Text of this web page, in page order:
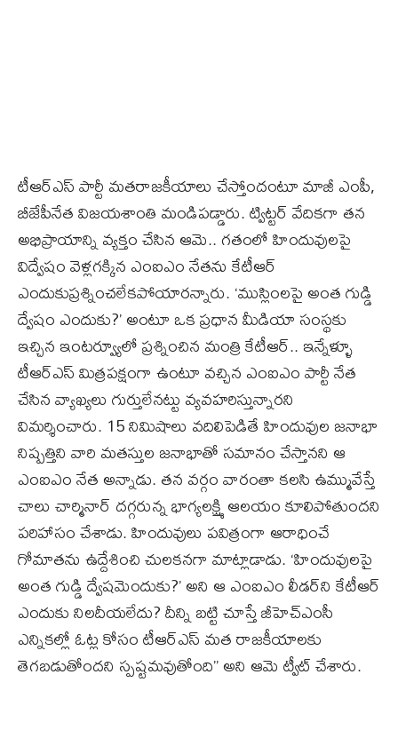
టీఆర్ఎస్‌ పార్టీ మతరాజకీయాలు చేస్తోందంటూ మాజీ ఎంపీ,
బీజేపీనేత విజయశాంతి మండిపడ్డారు. ట్విట్టర్ వేదికగా తన
అభిప్రాయాన్ని వ్యక్తం చేసిన ఆమె.. గతంలో హిందువులపై
విద్వేషం వెళ్లగక్కిన ఎంఐఎం నేతను కేటీఆర్
ఎందుకుప్రశ్నించలేకపోయారన్నారు. ‘ముస్లింలపై అంత గుడ్డి
ద్వేషం ఎందుకు?’ అంటూ ఒక ప్రధాన మీడియా సంస్థకు
ఇచ్చిన ఇంటర్వ్యూలో ప్రశ్నించిన మంత్రి కేటీఆర్‌.. ఇన్నేళ్ళూ
టీఆర్ఎస్ మిత్రపక్షంగా ఉంటూ వచ్చిన ఎంఐఎం పార్టీ నేత
చేసిన వ్యాఖ్యలు గుర్తులేనట్టు వ్యవహరిస్తున్నారని
విమర్శించారు. 15 నిమిషాలు వదిలిపెడితే హిందువుల జనాభా
నిష్పత్తిని వారి మతస్తుల జనాభాతో సమానం చేస్తానని ఆ
ఎంఐఎం నేత అన్నాడు. తన వర్గం వారంతా కలసి ఉమ్మువేస్తే
చాలు చార్మినార్ దగ్గరున్న భాగ్యలక్ష్మి ఆలయం కూలిపోతుందని
పరిహాసం చేశాడు. హిందువులు పవిత్రంగా ఆరాధించే
గోమాతను ఉద్దేశించి చులకనగా మాట్లాడాడు. ‘హిందువులపై
అంత గుడ్డి ద్వేషమెందుకు?’ అని ఆ ఎంఐఎం లీడర్‌ని కేటీఆర్
ఎందుకు నిలదీయలేదు? దీన్ని బట్టి చూస్తే జీహెచ్ఎంసీ
ఎన్నికల్లో ఓట్ల కోసం టీఆర్ఎస్ మత రాజకీయాలకు
తెగబడుతోందని స్పష్టమవుతోంది’’ అని ఆమె ట్వీట్ చేశారు.